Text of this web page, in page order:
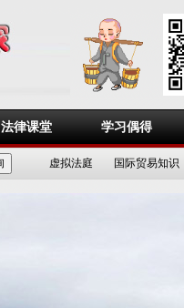
法律课堂 学习偶得
虚拟法庭 国际贸易知识